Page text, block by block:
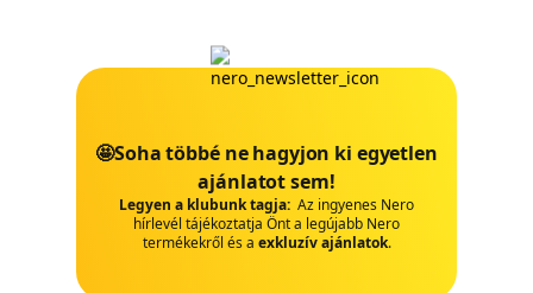
🤩Soha többé ne hagyjon ki egyetlen
ajánlatot sem!
Legyen a klubunk tagja: Az ingyenes Nero
hírlevél tájékoztatja Önt a legújabb Nero
termékekről és a exkluzív ajánlatok.